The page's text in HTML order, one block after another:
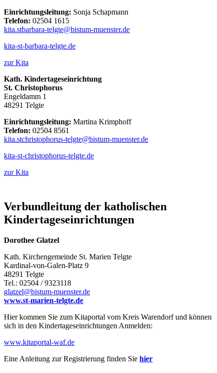
Einrichtungsleitung: Sonja Schapmann
Telefon: 02504 1615
kita.stbarbara-telgte@bistum-muenster.de
kita-st-barbara-telgte.de
zur Kita
Kath. Kindertageseinrichtung
St. Christophorus
Engeldamm 1
48291 Telgte
Einrichtungsleitung: Martina Krimphoff
Telefon: 02504 8561
kita.stchristophorus-telgte@bistum-muenster.de
kita-st-christophorus-telgte.de
zur Kita
Verbundleitung der katholischen
Kindertageseinrichtungen
Dorothee Glatzel
Kath. Kirchengemeinde St. Marien Telgte
Kardinal-von-Galen-Platz 9
48291 Telgte
Tel.: 02504 / 9323118
glatzel@bistum-muenster.de
www.st-marien-telgte.de
Hier kommen Sie zum Kitaportal vom Kreis Warendorf und können
sich in den Kindertageseinrichtungen Anmelden:
www.kitaportal-waf.de
Eine Anleitung zur Registrierung finden Sie hier